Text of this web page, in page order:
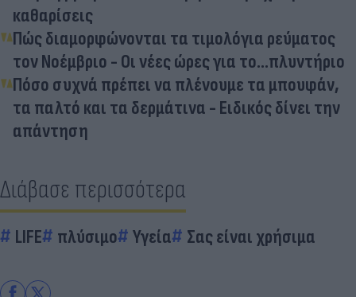
καθαρίσεις
Πώς διαμορφώνονται τα τιμολόγια ρεύματος
τον Νοέμβριο - Οι νέες ώρες για το...πλυντήριο
Πόσο συχνά πρέπει να πλένουμε τα μπουφάν,
τα παλτό και τα δερμάτινα - Ειδικός δίνει την
απάντηση
Διάβασε περισσότερα
LIFE πλύσιμο Υγεία Σας είναι χρήσιμα